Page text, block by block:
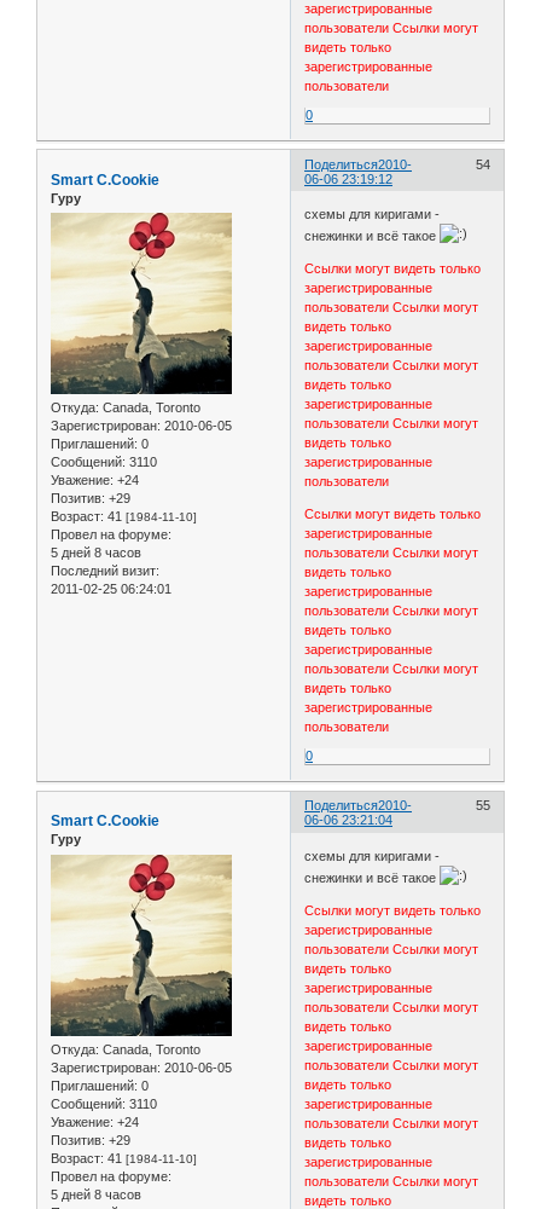
зарегистрированные
пользователи Ссылки могут
видеть только
зарегистрированные
пользователи
0
Поделиться 54
2010-
06-06 23:19:12
Smart C.Cookie
Гуру
Откуда: Canada, Toronto
Зарегистрирован: 2010-06-05
Приглашений: 0
Сообщений: 3110
Уважение: +24
Позитив: +29
Возраст: 41 [1984-11-10]
Провел на форуме:
5 дней 8 часов
Последний визит:
2011-02-25 06:24:01
схемы для киригами -
снежинки и всё такое
Ссылки могут видеть только
зарегистрированные
пользователи Ссылки могут
видеть только
зарегистрированные
пользователи Ссылки могут
видеть только
зарегистрированные
пользователи Ссылки могут
видеть только
зарегистрированные
пользователи
Ссылки могут видеть только
зарегистрированные
пользователи Ссылки могут
видеть только
зарегистрированные
пользователи Ссылки могут
видеть только
зарегистрированные
пользователи Ссылки могут
видеть только
зарегистрированные
пользователи
0
Поделиться 55
2010-
06-06 23:21:04
Smart C.Cookie
Гуру
Откуда: Canada, Toronto
Зарегистрирован: 2010-06-05
Приглашений: 0
Сообщений: 3110
Уважение: +24
Позитив: +29
Возраст: 41 [1984-11-10]
Провел на форуме:
5 дней 8 часов
схемы для киригами -
снежинки и всё такое
Ссылки могут видеть только
зарегистрированные
пользователи Ссылки могут
видеть только
зарегистрированные
пользователи Ссылки могут
видеть только
зарегистрированные
пользователи Ссылки могут
видеть только
зарегистрированные
пользователи Ссылки могут
видеть только
зарегистрированные
пользователи Ссылки могут
видеть только